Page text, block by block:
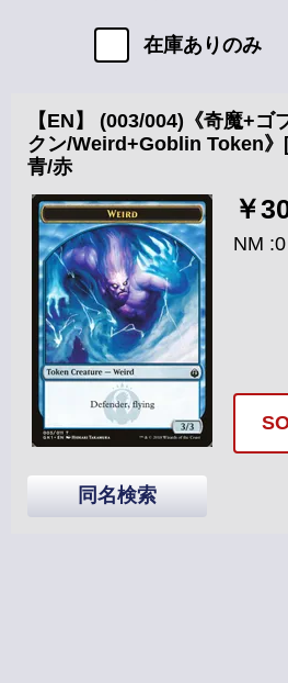
在庫ありのみ
【EN】 (003/004)《奇魔+ゴ
クン/Weird+Goblin Token
青/赤
￥
NM :0
同名検索